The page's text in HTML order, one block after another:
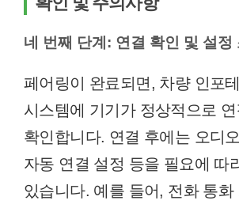
네 번째 단계: 연결 확인 및 설정
페어링이 완료되면, 차량 인포
시스템에 기기가 정상적으로 연
확인합니다. 연결 후에는 오디
자동 연결 설정 등을 필요에 따
있습니다. 예를 들어, 전화 통화